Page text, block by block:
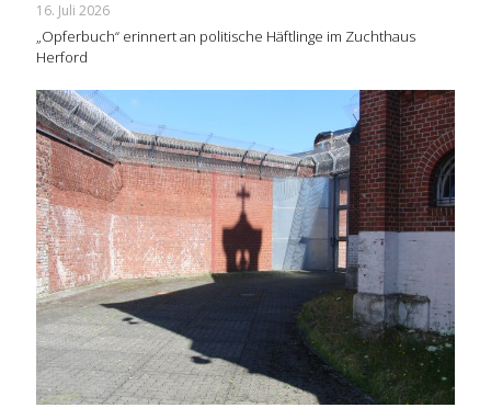
16. Juli 2026
„Opferbuch“ erinnert an politische Häftlinge im Zuchthaus
Herford